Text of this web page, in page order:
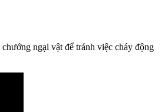
ngại vật để tránh việc cháy động